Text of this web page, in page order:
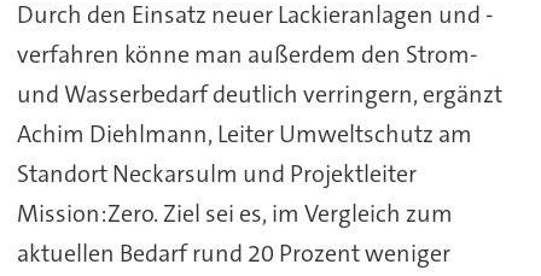
Durch den Einsatz neuer Lackieranlagen und -
verfahren könne man außerdem den Strom-
und Wasserbedarf deutlich verringern, ergänzt
Achim Diehlmann, Leiter Umweltschutz am
Standort Neckarsulm und Projektleiter
Mission:Zero. Ziel sei es, im Vergleich zum
aktuellen Bedarf rund 20 Prozent weniger